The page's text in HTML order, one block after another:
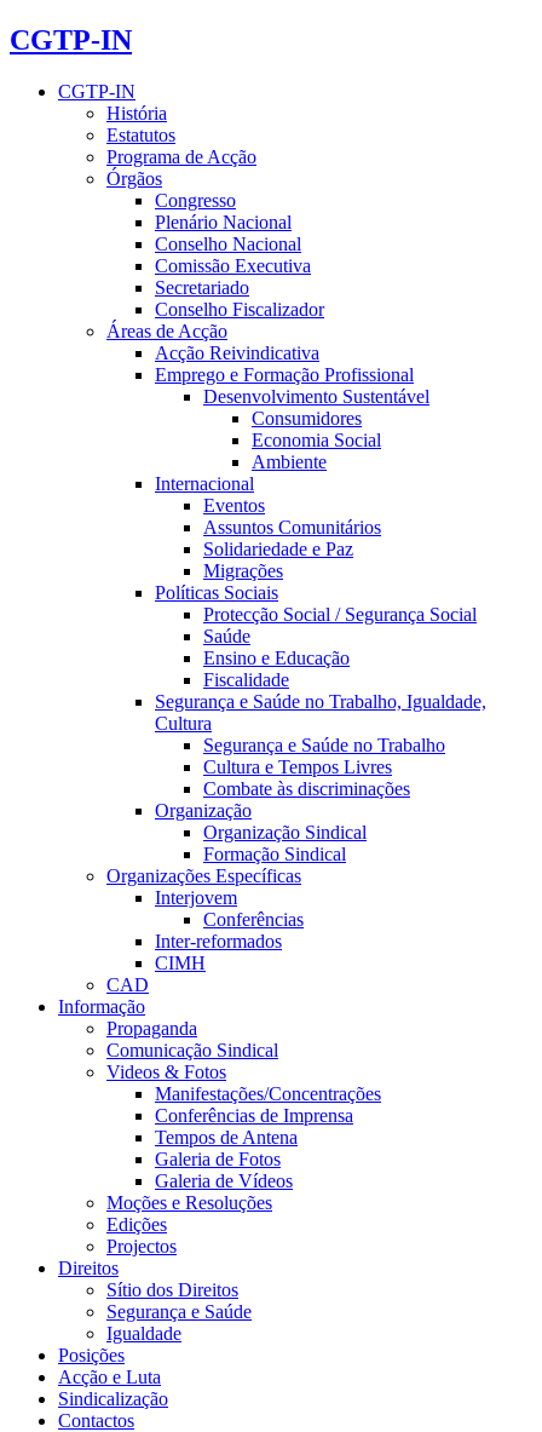
CGTP-IN
CGTP-IN
História
Estatutos
Programa de Acção
Órgãos
Congresso
Plenário Nacional
Conselho Nacional
Comissão Executiva
Secretariado
Conselho Fiscalizador
Áreas de Acção
Acção Reivindicativa
Emprego e Formação Profissional
Desenvolvimento Sustentável
Consumidores
Economia Social
Ambiente
Internacional
Eventos
Assuntos Comunitários
Solidariedade e Paz
Migrações
Políticas Sociais
Protecção Social / Segurança Social
Saúde
Ensino e Educação
Fiscalidade
Segurança e Saúde no Trabalho, Igualdade,
Cultura
Segurança e Saúde no Trabalho
Cultura e Tempos Livres
Combate às discriminações
Organização
Organização Sindical
Formação Sindical
Organizações Específicas
Interjovem
Conferências
Inter-reformados
CIMH
CAD
Informação
Propaganda
Comunicação Sindical
Videos & Fotos
Manifestações/Concentrações
Conferências de Imprensa
Tempos de Antena
Galeria de Fotos
Galeria de Vídeos
Moções e Resoluções
Edições
Projectos
Direitos
Sítio dos Direitos
Segurança e Saúde
Igualdade
Posições
Acção e Luta
Sindicalização
Contactos